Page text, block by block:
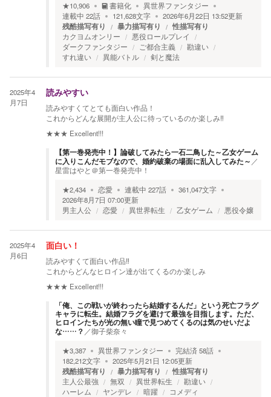
★10,906 書籍化
異世界ファンタジー
連載中 22話 121,628文字 2026年6月22日 13:52更新
残酷描写有り 暴力描写有り 性描写有り
カクヨムオンリー
悪役ロールプレイ
ダークファンタジー
ご都合主義
勘違い
すれ違い
異能バトル 剣と魔法
2025年4
月7日
読みやすい
読みやすくてとても面白い作品！
これからどんな展開が主人公に待っているのか楽しみ‼︎
★★★ Excellent!!!
【第一巻発売中！】論破してみたら一石二鳥した～乙女ゲーム
に入りこんだモブなので、婚約破棄の場面に乱入してみた～ ／
星雷はやと＠第一巻発売中！
★2,434 恋愛 連載中 227話 361,047文字
2026年8月7日 07:00更新
男主人公
恋愛 異世界転生 乙女ゲーム 悪役令嬢
2025年4
月6日
面白い！
読みやすくて面白い作品‼︎
これからどんなヒロイン達が出てくるのか楽しみ
★★★ Excellent!!!
「俺、この戦いが終わったら結婚するんだ」という死亡フラグ
キャラに転生。結婚フラグを避けて最強を目指します。ただ、
ヒロインたちが光の無い瞳で見つめてくるのは気のせいだよ
な……？ ／御子柴奈々
★3,387 異世界ファンタジー 完結済58話
182,212文字 2025年5月21日 12:05更新
残酷描写有り 暴力描写有り 性描写有り
主人公最強 無双 異世界転生
勘違い
ハーレム
ヤンデレ 暗躍 コメディ